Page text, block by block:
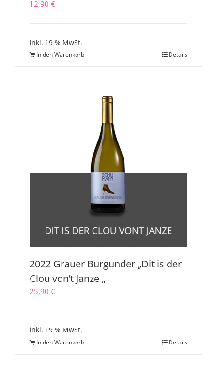
12,90 €
inkl. 19 % MwSt.
In den Warenkorb Details
2022 Grauer Burgunder „Dit is der
Clou von’t Janze „
25,90 €
inkl. 19 % MwSt.
In den Warenkorb Details